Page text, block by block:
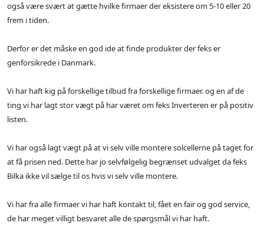
også være svært at gætte hvilke firmaer der eksistere om 5-10 eller 20
frem i tiden.
Derfor er det måske en god ide at finde produkter der feks er
genforsikrede i Danmark.
Vi har haft kig på forskellige tilbud fra forskellige firmaer. og en af de
ting vi har lagt stor vægt på har været om feks Inverteren er på positiv
listen.
Vi har også lagt vægt på at vi selv ville montere solcellerne på taget for
at få prisen ned. Dette har jo selvfølgelig begrænset udvalget da feks
Bilka ikke vil sælge til os hvis vi selv ville montere.
Vi har fra alle firmaer vi har haft kontakt til, fået en fair og god service,
de har meget villigt besvaret alle de spørgsmål vi har haft.